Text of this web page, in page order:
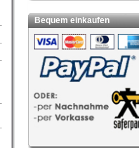
Bequem einkaufen